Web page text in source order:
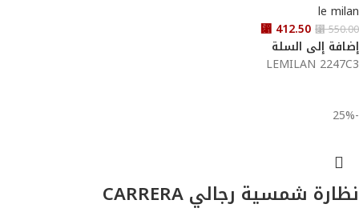
le milan
⃁550.00
⃁ 412.50
إضافة إلى السلة
LEMILAN 2247C3
-25%
نظارة شمسية رجالي CARRERA